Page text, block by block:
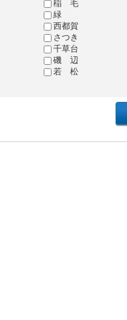
稲 毛
緑
西都賀
さつき
千草台
磯 辺
若 松